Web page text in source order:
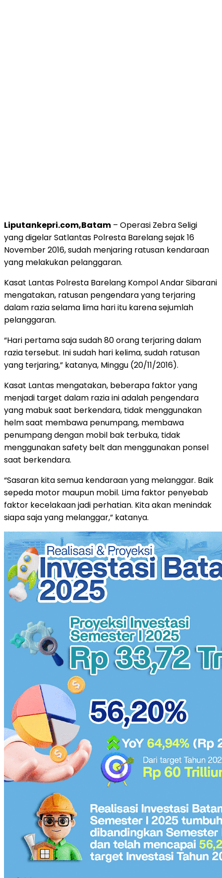
Liputankepri.com,Batam – Operasi Zebra Seligi
yang digelar Satlantas Polresta Barelang sejak 16
November 2016, sudah menjaring ratusan kendaraan
yang melakukan pelanggaran.
Kasat Lantas Polresta Barelang Kompol Andar Sibarani
mengatakan, ratusan pengendara yang terjaring
dalam razia selama lima hari itu karena sejumlah
pelanggaran.
“Hari pertama saja sudah 80 orang terjaring dalam
razia tersebut. Ini sudah hari kelima, sudah ratusan
yang terjaring,” katanya, Minggu (20/11/2016).
Kasat Lantas mengatakan, beberapa faktor yang
menjadi target dalam razia ini adalah pengendara
yang mabuk saat berkendara, tidak menggunakan
helm saat membawa penumpang, membawa
penumpang dengan mobil bak terbuka, tidak
menggunakan safety belt dan menggunakan ponsel
saat berkendara.
“Sasaran kita semua kendaraan yang melanggar. Baik
sepeda motor maupun mobil. Lima faktor penyebab
faktor kecelakaan jadi perhatian. Kita akan menindak
siapa saja yang melanggar,” katanya.